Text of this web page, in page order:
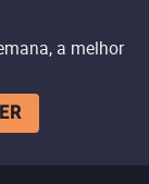
a melhor